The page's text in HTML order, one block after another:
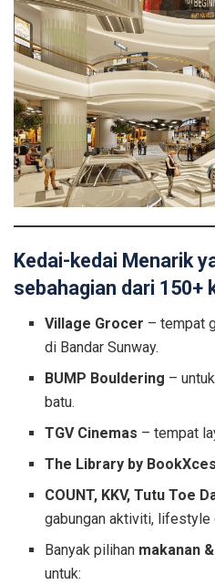
Kedai-kedai Menarik
sebahagian dari 150+
Village Grocer – tempat
di Bandar Sunway.
BUMP Bouldering –
batu.
TGV Cinemas – tempat
The Library by
COUNT, KKV, Tutu Toe
gabungan aktiviti, lifestyle
Banyak pilihan makanan
untuk: